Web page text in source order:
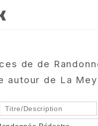
de de
autour de La